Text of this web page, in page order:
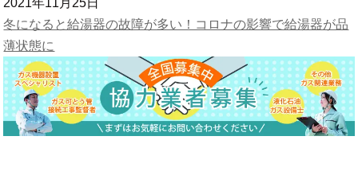
冬になると給湯器の故障が多い！コロナの影響で給湯器が品
薄状態に